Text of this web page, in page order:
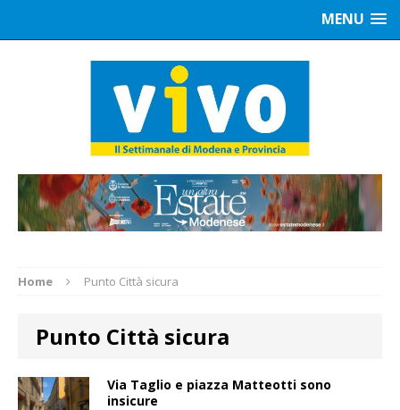
MENU
Home Punto Città sicura
Punto Città sicura
Via Taglio e piazza Matteotti sono
insicure